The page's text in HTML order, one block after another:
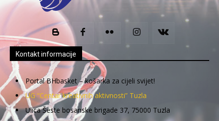
Kontakt informacije
Portal BHbasket – košarka za cijeli svijet!
UG “Centar kreativnih aktivnosti” Tuzla
Ulica Šeste bosanske brigade 37, 75000 Tuzla